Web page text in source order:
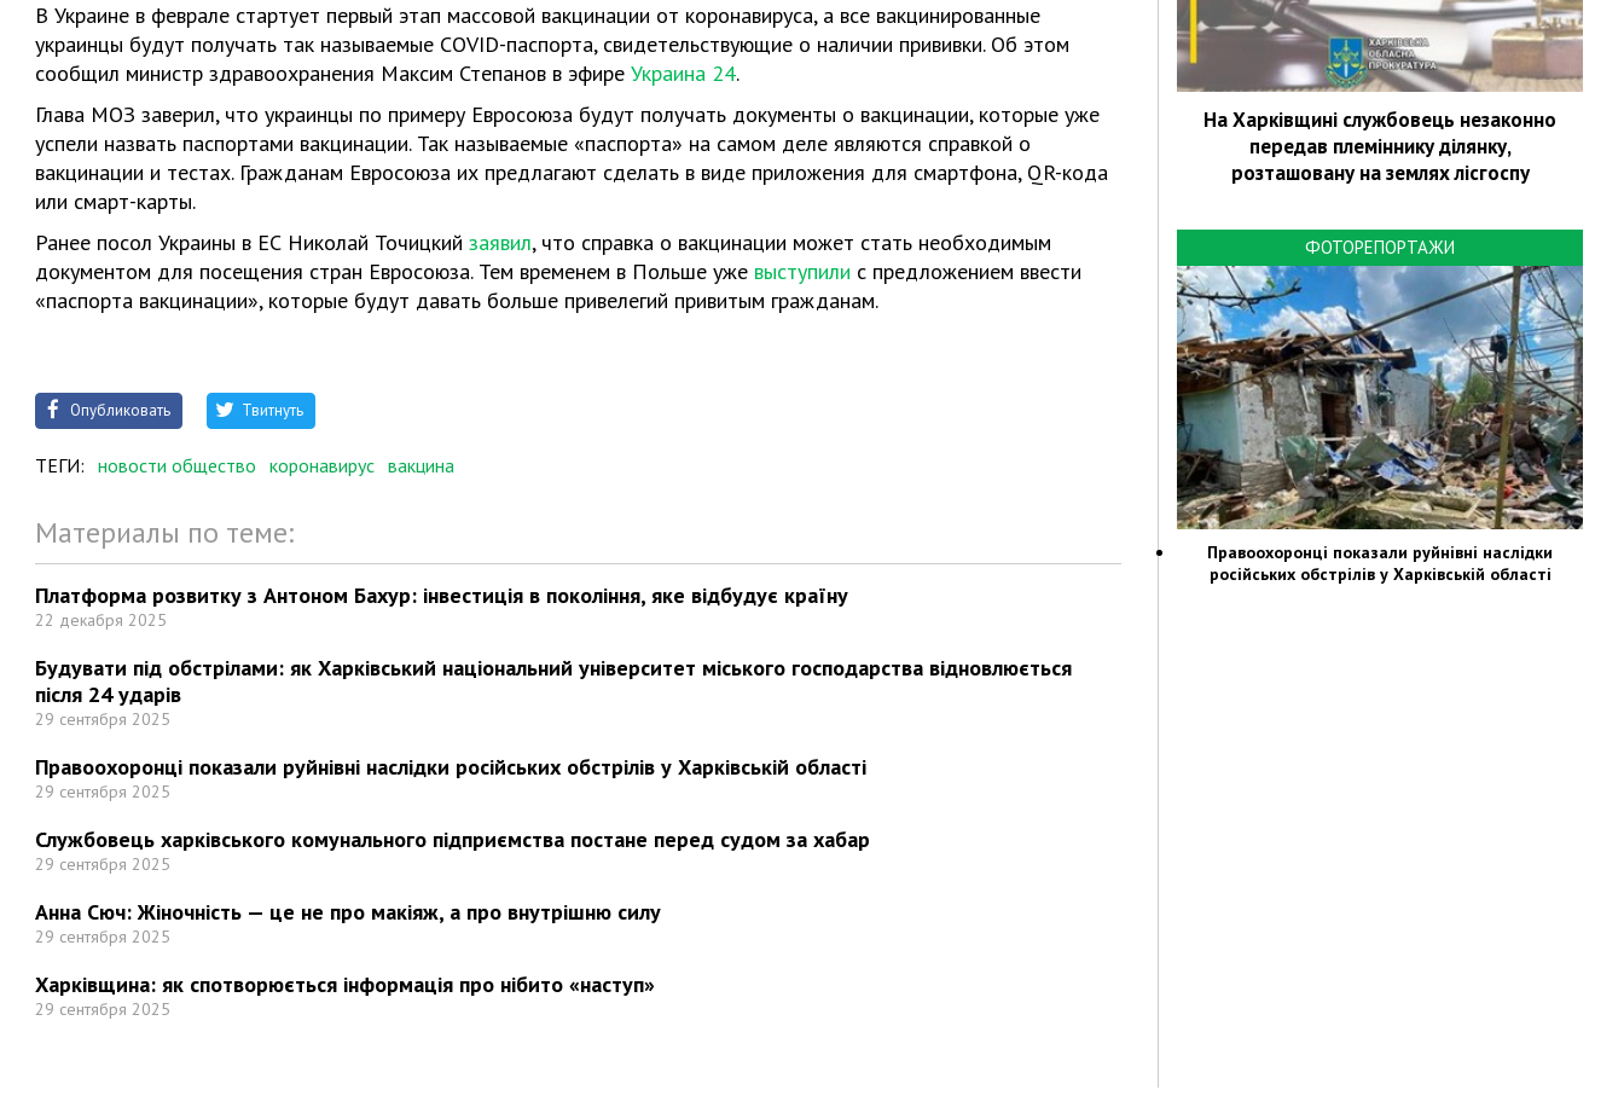
В Украине в феврале стартует первый этап массовой вакцинации от коронавируса, а все вакцинированные
украинцы будут получать так называемые COVID-паспорта, свидетельствующие о наличии прививки. Об этом
сообщил министр здравоохранения Максим Степанов в эфире Украина 24.
Глава МОЗ заверил, что украинцы по примеру Евросоюза будут получать документы о вакцинации, которые уже
успели назвать паспортами вакцинации. Так называемые «паспорта» на самом деле являются справкой о
вакцинации и тестах. Гражданам Евросоюза их предлагают сделать в виде приложения для смартфона, QR-кода
или смарт-карты.
Ранее посол Украины в ЕС Николай Точицкий заявил, что справка о вакцинации может стать необходимым
документом для посещения стран Евросоюза. Тем временем в Польше уже выступили с предложением ввести
«паспорта вакцинации», которые будут давать больше привелегий привитым гражданам.
Опубликовать Твитнуть
ТЕГИ: новости общество коронавирус вакцина
Материалы по теме:
Платформа розвитку з Антоном Бахур: інвестиція в покоління, яке відбудує країну
22 декабря 2025
Будувати під обстрілами: як Харківський національний університет міського господарства відновлюється
після 24 ударів
29 сентября 2025
Правоохоронці показали руйнівні наслідки російських обстрілів у Харківській області
29 сентября 2025
Службовець харківського комунального підприємства постане перед судом за хабар
29 сентября 2025
Анна Сюч: Жіночність — це не про макіяж, а про внутрішню силу
29 сентября 2025
Харківщина: як спотворюється інформація про нібито «наступ»
29 сентября 2025
На Харківщині службовець незаконно
передав племіннику ділянку,
розташовану на землях лісгоспу
ФОТОРЕПОРТАЖИ
Правоохоронці показали руйнівні наслідки
російських обстрілів у Харківській області